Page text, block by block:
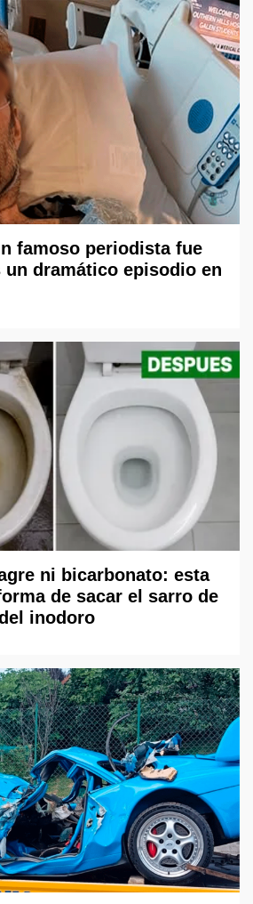
famoso periodista fue
dramático episodio en
ni bicarbonato: esta
de sacar el sarro de
inodoro